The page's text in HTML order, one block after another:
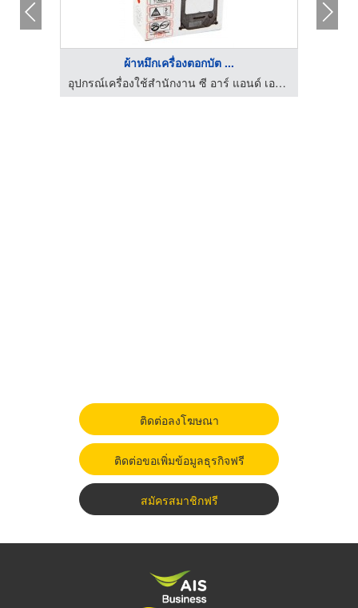
ผ้าหมึกเครื่องตอกบัต ...
อุปกรณ์เครื่องใช้สำนักงาน ซี อาร์ แอนด์ เอส มาร์เก็ตติ้ง
ติดต่อลงโฆษณา
ติดต่อขอเพิ่มข้อมูลธุรกิจฟรี
สมัครสมาชิกฟรี